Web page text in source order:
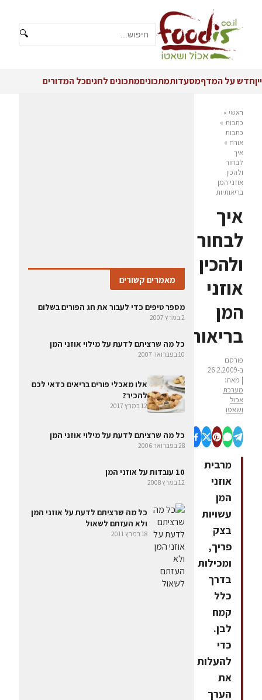
🔍
ייןחדש על המדףמסעדותמתכוניםמתכונים לחגיםכל המדורים
ראשי »
כתבות »
כתבות
אורח »
איך
לבחור
ולהכין
אוזני המן
בריאותיות
איך
לבחור
ולהכין
אוזני
המן
בריאותיות
פורסם
ב-26.2.2009
| מאת:
מערכת
אכול
ושאטו
מרבית
אוזני
המן
עשויות
בצק
פריך,
ומכילות
בדרך
כלל
קמח
לבן.
כדי
להעלות
את
הערך
מאמרים קשורים
מספר טיפים כדי לעבור את חג הפורים בשלום
2 במרץ 2007
כל מה שרציתם לדעת על מילוי אוזני המן
10 בפברואר 2007
אלו מאכלי פורים בריאים כדאי לכם
להכיר?
12 במרץ 2017
כל מה שרציתם לדעת על מילוי אוזני המן
28 בפברואר 2006
10 עובדות על אוזני המן
12 במרץ 2008
כל מה שרציתם לדעת על אוזני המן
ולא העזתם לשאול
18 במרץ 2011